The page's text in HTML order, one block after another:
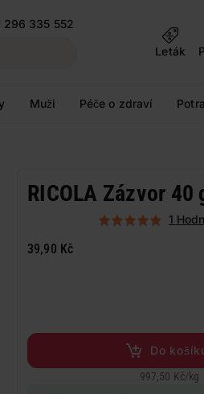
296 335 552
Leták
Muži Péče o zdraví
RICOLA Zázvor 40
1
39,90 Kč
Do
997,50 Kč/kg